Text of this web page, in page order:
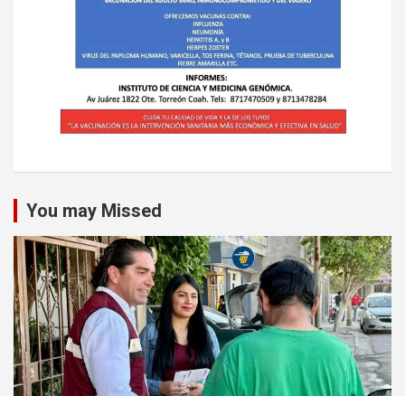
You may Missed